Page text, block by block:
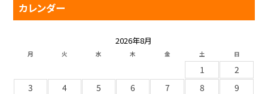
カレンダー
2026年8月
月 火 水 木 金 土 日
1
2
3
4 5 6 7 8
9